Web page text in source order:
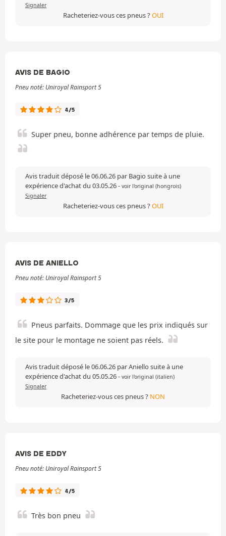
Signaler
Racheteriez-vous ces pneus ?OUI
AVIS DE BAGIO
Pneu noté: Uniroyal Rainsport 5
4/5
Super pneu, bonne adhérence par temps de pluie.
Avis traduit déposé le 06.06.26 par Bagio suite à une
expérience d'achat du 03.05.26- voir l'original (hongrois)
Signaler
Racheteriez-vous ces pneus ?OUI
AVIS DE ANIELLO
Pneu noté: Uniroyal Rainsport 5
3/5
Pneus parfaits. Dommage que les prix indiqués sur
le site pour le montage ne soient pas réels.
Avis traduit déposé le 06.06.26 par Aniello suite à une
expérience d'achat du 05.05.26- voir l'original (italien)
Signaler
Racheteriez-vous ces pneus ? NON
AVIS DE EDDY
Pneu noté: Uniroyal Rainsport 5
4/5
Très bon pneu